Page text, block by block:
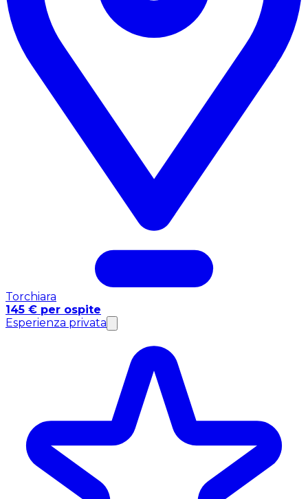
Torchiara
145 € per ospite
Esperienza privata